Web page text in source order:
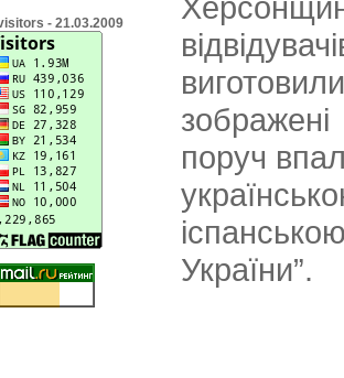
- 21.03.2009
поруч
України”.